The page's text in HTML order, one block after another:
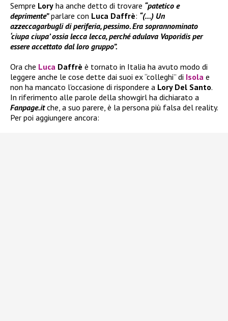
Sempre Lory ha anche detto di trovare “patetico e
deprimente”parlare con Luca Daffrè: “(…) Un
azzeccagarbugli di periferia, pessimo. Era soprannominato
‘ciupa ciupa’ ossia lecca lecca, perché adulava Vaporidis per
essere accettato dal loro gruppo”.
Ora che Luca Daffrè è tornato in Italia ha avuto modo di
leggere anche le cose dette dai suoi ex “colleghi” di Isola e
non ha mancato l’occasione di rispondere a Lory Del Santo.
In riferimento alle parole della showgirl ha dichiarato a
Fanpage.itche, a suo parere, è la persona più falsa del reality.
Per poi aggiungere ancora: